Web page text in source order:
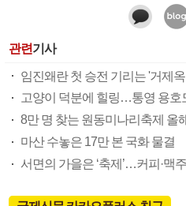
관련기사
임진왜란 첫 승전 기리는 '거제
고양이 덕분에 힐링…통영 용호
8만 명 찾는 원동미나리축제 올
마산 수놓은 17만 본 국화 물결
서면의 가을은 ‘축제’…커피·맥